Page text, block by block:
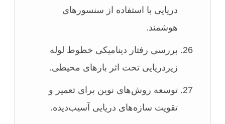
دریایی با استفاده از سنسورهای
هوشمند.
بررسی رفتار دینامیکی خطوط لوله
زیردریایی تحت اثر بارهای محیطی.
توسعه روش‌های نوین برای تعمیر و
تقویت سازه‌های دریایی آسیب‌دیده.